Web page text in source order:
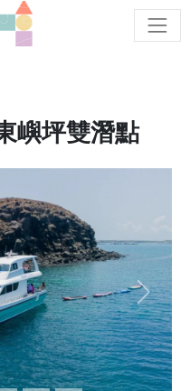
嶼坪雙潛點
Next